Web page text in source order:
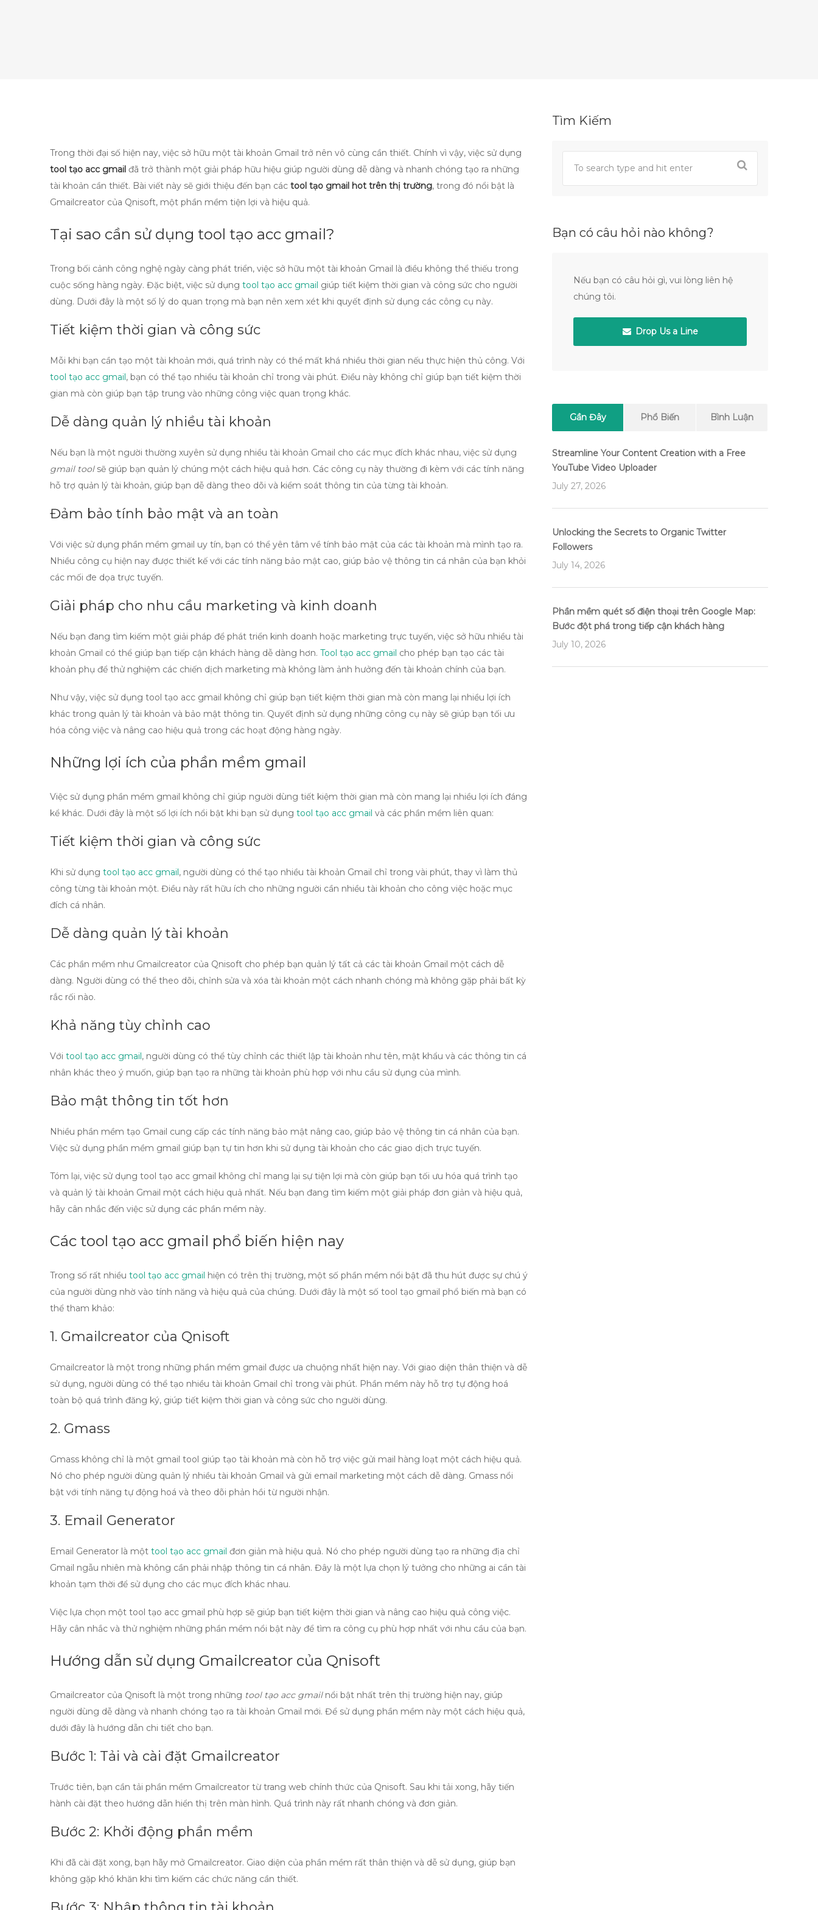
Trong thời đại số hiện nay, việc sở hữu một tài khoản Gmail trở nên vô cùng cần thiết. Chính vì vậy, việc sử dụng
tool tạo acc gmail đã trở thành một giải pháp hữu hiệu giúp người dùng dễ dàng và nhanh chóng tạo ra những
tài khoản cần thiết. Bài viết này sẽ giới thiệu đến bạn các tool tạo gmail hot trên thị trường, trong đó nổi bật là
Gmailcreator của Qnisoft, một phần mềm tiện lợi và hiệu quả.
Tại sao cần sử dụng tool tạo acc gmail?
Trong bối cảnh công nghệ ngày càng phát triển, việc sở hữu một tài khoản Gmail là điều không thể thiếu trong
cuộc sống hàng ngày. Đặc biệt, việc sử dụng tool tạo acc gmail giúp tiết kiệm thời gian và công sức cho người
dùng. Dưới đây là một số lý do quan trọng mà bạn nên xem xét khi quyết định sử dụng các công cụ này.
Tiết kiệm thời gian và công sức
Mỗi khi bạn cần tạo một tài khoản mới, quá trình này có thể mất khá nhiều thời gian nếu thực hiện thủ công. Với
tool tạo acc gmail, bạn có thể tạo nhiều tài khoản chỉ trong vài phút. Điều này không chỉ giúp bạn tiết kiệm thời
gian mà còn giúp bạn tập trung vào những công việc quan trọng khác.
Dễ dàng quản lý nhiều tài khoản
Nếu bạn là một người thường xuyên sử dụng nhiều tài khoản Gmail cho các mục đích khác nhau, việc sử dụng
gmail toolsẽ giúp bạn quản lý chúng một cách hiệu quả hơn. Các công cụ này thường đi kèm với các tính năng
hỗ trợ quản lý tài khoản, giúp bạn dễ dàng theo dõi và kiểm soát thông tin của từng tài khoản.
Đảm bảo tính bảo mật và an toàn
Với việc sử dụng phần mềm gmail uy tín, bạn có thể yên tâm về tính bảo mật của các tài khoản mà mình tạo ra.
Nhiều công cụ hiện nay được thiết kế với các tính năng bảo mật cao, giúp bảo vệ thông tin cá nhân của bạn khỏi
các mối đe dọa trực tuyến.
Giải pháp cho nhu cầu marketing và kinh doanh
Nếu bạn đang tìm kiếm một giải pháp để phát triển kinh doanh hoặc marketing trực tuyến, việc sở hữu nhiều tài
khoản Gmail có thể giúp bạn tiếp cận khách hàng dễ dàng hơn. Tool tạo acc gmail cho phép bạn tạo các tài
khoản phụ để thử nghiệm các chiến dịch marketing mà không làm ảnh hưởng đến tài khoản chính của bạn.
Như vậy, việc sử dụng tool tạo acc gmail không chỉ giúp bạn tiết kiệm thời gian mà còn mang lại nhiều lợi ích
khác trong quản lý tài khoản và bảo mật thông tin. Quyết định sử dụng những công cụ này sẽ giúp bạn tối ưu
hóa công việc và nâng cao hiệu quả trong các hoạt động hàng ngày.
Những lợi ích của phần mềm gmail
Việc sử dụng phần mềm gmail không chỉ giúp người dùng tiết kiệm thời gian mà còn mang lại nhiều lợi ích đáng
kể khác. Dưới đây là một số lợi ích nổi bật khi bạn sử dụng tool tạo acc gmail và các phần mềm liên quan:
Tiết kiệm thời gian và công sức
Khi sử dụng tool tạo acc gmail, người dùng có thể tạo nhiều tài khoản Gmail chỉ trong vài phút, thay vì làm thủ
công từng tài khoản một. Điều này rất hữu ích cho những người cần nhiều tài khoản cho công việc hoặc mục
đích cá nhân.
Dễ dàng quản lý tài khoản
Các phần mềm như Gmailcreator của Qnisoft cho phép bạn quản lý tất cả các tài khoản Gmail một cách dễ
dàng. Người dùng có thể theo dõi, chỉnh sửa và xóa tài khoản một cách nhanh chóng mà không gặp phải bất kỳ
rắc rối nào.
Khả năng tùy chỉnh cao
Với tool tạo acc gmail, người dùng có thể tùy chỉnh các thiết lập tài khoản như tên, mật khẩu và các thông tin cá
nhân khác theo ý muốn, giúp bạn tạo ra những tài khoản phù hợp với nhu cầu sử dụng của mình.
Bảo mật thông tin tốt hơn
Nhiều phần mềm tạo Gmail cung cấp các tính năng bảo mật nâng cao, giúp bảo vệ thông tin cá nhân của bạn.
Việc sử dụng phần mềm gmail giúp bạn tự tin hơn khi sử dụng tài khoản cho các giao dịch trực tuyến.
Tóm lại, việc sử dụng tool tạo acc gmail không chỉ mang lại sự tiện lợi mà còn giúp bạn tối ưu hóa quá trình tạo
và quản lý tài khoản Gmail một cách hiệu quả nhất. Nếu bạn đang tìm kiếm một giải pháp đơn giản và hiệu quả,
hãy cân nhắc đến việc sử dụng các phần mềm này.
Các tool tạo acc gmail phổ biến hiện nay
Trong số rất nhiều tool tạo acc gmail hiện có trên thị trường, một số phần mềm nổi bật đã thu hút được sự chú ý
của người dùng nhờ vào tính năng và hiệu quả của chúng. Dưới đây là một số tool tạo gmail phổ biến mà bạn có
thể tham khảo:
1. Gmailcreator của Qnisoft
Gmailcreator là một trong những phần mềm gmail được ưa chuộng nhất hiện nay. Với giao diện thân thiện và dễ
sử dụng, người dùng có thể tạo nhiều tài khoản Gmail chỉ trong vài phút. Phần mềm này hỗ trợ tự động hoá
toàn bộ quá trình đăng ký, giúp tiết kiệm thời gian và công sức cho người dùng.
2. Gmass
Gmass không chỉ là một gmail tool giúp tạo tài khoản mà còn hỗ trợ việc gửi mail hàng loạt một cách hiệu quả.
Nó cho phép người dùng quản lý nhiều tài khoản Gmail và gửi email marketing một cách dễ dàng. Gmass nổi
bật với tính năng tự động hoá và theo dõi phản hồi từ người nhận.
3. Email Generator
Email Generator là một tool tạo acc gmail đơn giản mà hiệu quả. Nó cho phép người dùng tạo ra những địa chỉ
Gmail ngẫu nhiên mà không cần phải nhập thông tin cá nhân. Đây là một lựa chọn lý tưởng cho những ai cần tài
khoản tạm thời để sử dụng cho các mục đích khác nhau.
Việc lựa chọn một tool tạo acc gmail phù hợp sẽ giúp bạn tiết kiệm thời gian và nâng cao hiệu quả công việc.
Hãy cân nhắc và thử nghiệm những phần mềm nổi bật này để tìm ra công cụ phù hợp nhất với nhu cầu của bạn.
Hướng dẫn sử dụng Gmailcreator của Qnisoft
Gmailcreator của Qnisoft là một trong những tool tạo acc gmailnổi bật nhất trên thị trường hiện nay, giúp
người dùng dễ dàng và nhanh chóng tạo ra tài khoản Gmail mới. Để sử dụng phần mềm này một cách hiệu quả,
dưới đây là hướng dẫn chi tiết cho bạn.
Bước 1: Tải và cài đặt Gmailcreator
Trước tiên, bạn cần tải phần mềm Gmailcreator từ trang web chính thức của Qnisoft. Sau khi tải xong, hãy tiến
hành cài đặt theo hướng dẫn hiển thị trên màn hình. Quá trình này rất nhanh chóng và đơn giản.
Bước 2: Khởi động phần mềm
Khi đã cài đặt xong, bạn hãy mở Gmailcreator. Giao diện của phần mềm rất thân thiện và dễ sử dụng, giúp bạn
không gặp khó khăn khi tìm kiếm các chức năng cần thiết.
Tìm Kiếm
Bạn có câu hỏi nào không?
Nếu bạn có câu hỏi gì, vui lòng liên hệ
chúng tôi.
Drop Us a Line
Gần Đây Phổ Biến Bình Luận
Streamline Your Content Creation with a Free
YouTube Video Uploader
July 27, 2026
Unlocking the Secrets to Organic Twitter
Followers
July 14, 2026
Phần mềm quét số điện thoại trên Google Map:
Bước đột phá trong tiếp cận khách hàng
July 10, 2026